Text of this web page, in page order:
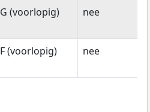
G (voorlopig) nee
F (voorlopig) nee